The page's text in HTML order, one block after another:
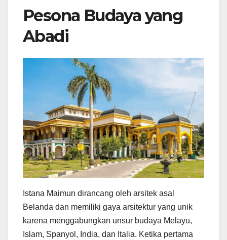
Pesona Budaya yang
Abadi
Istana Maimun dirancang oleh arsitek asal
Belanda dan memiliki gaya arsitektur yang unik
karena menggabungkan unsur budaya Melayu,
Islam, Spanyol, India, dan Italia. Ketika pertama